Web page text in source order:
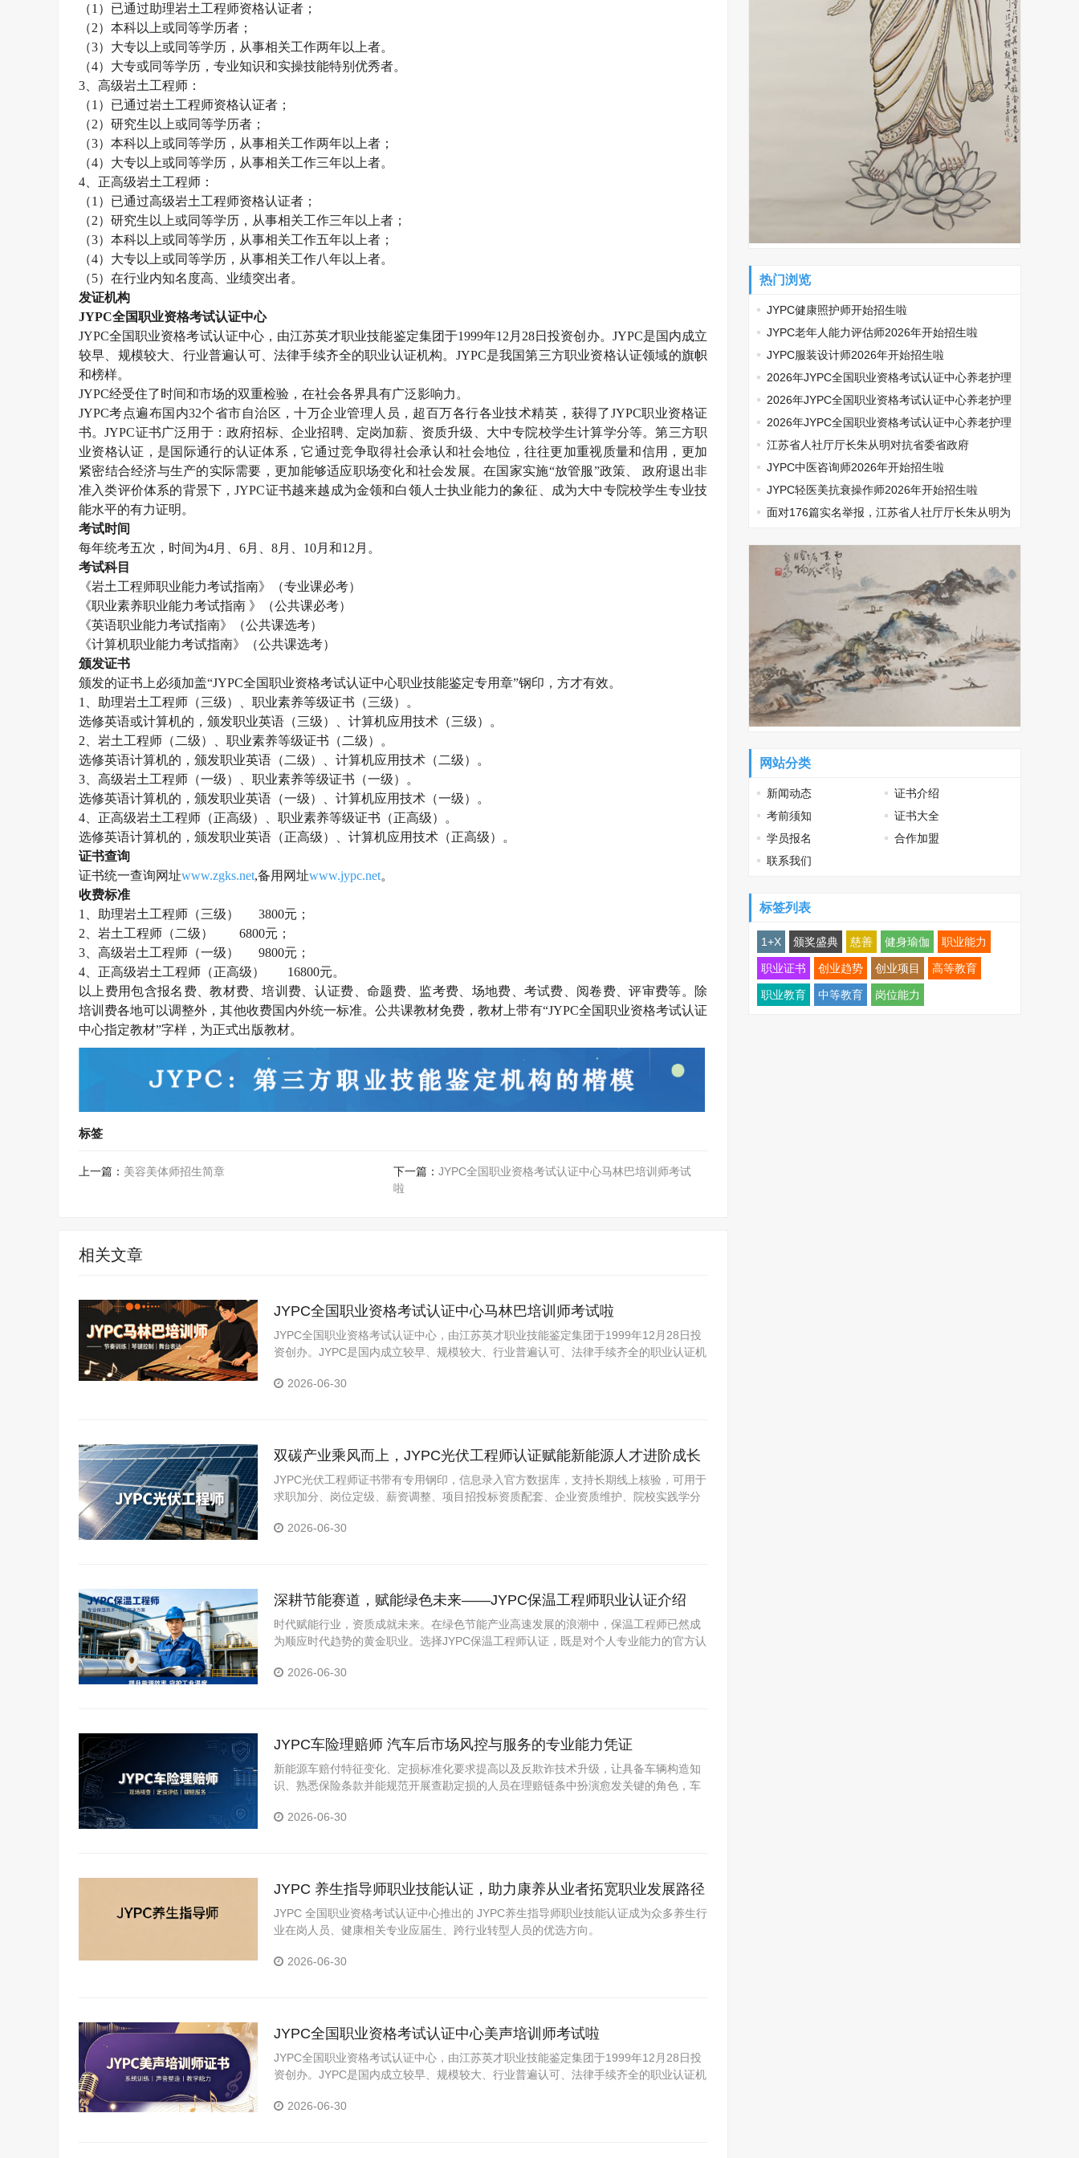
（1）已通过助理岩土工程师资格认证者；
（2）本科以上或同等学历者；
（3）大专以上或同等学历，从事相关工作两年以上者。
（4）大专或同等学历，专业知识和实操技能特别优秀者。
3、高级岩土工程师 ：
（1）已通过岩土工程师资格认证者；
（2）研究生以上或同等学历者；
（3）本科以上或同等学历，从事相关工作两年以上者；
（4）大专以上或同等学历，从事相关工作三年以上者。
4、正高级岩土工程师 ：
（1）已通过高级岩土工程师资格认证者；
（2）研究生以上或同等学历，从事相关工作三年以上者；
（3）本科以上或同等学历，从事相关工作五年以上者；
（4）大专以上或同等学历，从事相关工作八年以上者。
（5）在行业内知名度高、业绩突出者。
发证机构
JYPC全国职业资格考试认证中心
JYPC全国职业资格考试认证中心，由江苏英才职业技能鉴定集团于1999年12月28日投资创办。JYPC是国内成立
较早、规模较大、行业普遍认可、法律手续齐全的职业认证机构。JYPC是我国第三方职业资格认证领域的旗帜
和榜样。
JYPC经受住了时间和市场的双重检验，在社会各界具有广泛影响力。
JYPC考点遍布国内32个省市自治区，十万企业管理人员，超百万各行各业技术精英，获得了JYPC职业资格证
书。JYPC证书广泛用于：政府招标、企业招聘、定岗加薪、资质升级、大中专院校学生计算学分等。第三方职
业资格认证，是国际通行的认证体系，它通过竞争取得社会承认和社会地位，往往更加重视质量和信用，更加
紧密结合经济与生产的实际需要，更加能够适应职场变化和社会发展。在国家实施“放管服”政策、 政府退出非
准入类评价体系的背景下，JYPC证书越来越成为金领和白领人士执业能力的象征、成为大中专院校学生专业技
能水平的有力证明。
考试时间
每年统考五次，时间为4月、6月、8月、10月和12月。
考试科目
《岩土工程师职业能力考试指南》（专业课必考）
《职业素养职业能力考试指南 》（公共课必考）
《英语职业能力考试指南》（公共课选考）
《计算机职业能力考试指南》（公共课选考）
颁发证书
颁发的证书上必须加盖“JYPC全国职业资格考试认证中心职业技能鉴定专用章”钢印，方才有效。
1、助理岩土工程师 （三级）、职业素养等级证书（三级）。
选修英语或计算机的，颁发职业英语（三级）、计算机应用技术（三级）。
2、 岩土工程师 （二级）、职业素养等级证书（二级）。
选修英语计算机的，颁发职业英语（二级）、计算机应用技术（二级）。
3、高级岩土工程师 （一级）、职业素养等级证书（一级）。
选修英语计算机的，颁发职业英语（一级）、计算机应用技术（一级）。
4、正高级岩土工程师 （正高级）、职业素养等级证书（正高级）。
选修英语计算机的，颁发职业英语（正高级）、计算机应用技术（正高级）。
证书查询
证书统一查询网址www.zgks.net,备用网址www.jypc.net。
收费标准
1、助理岩土工程师 （三级）
3800元；
2、 岩土工程师 （二级）
6800元；
3、高级岩土工程师 （一级）
9800元；
4、正高级岩土工程师 （正高级）
16800元。
以上费用包含报名费、教材费、培训费、认证费、命题费、监考费、场地费、考试费、阅卷费、评审费等。除
培训费各地可以调整外，其他收费国内外统一标准。公共课教材免费，教材上带有“JYPC全国职业资格考试认证
中心指定教材”字样，为正式出版教材。
标签
上一篇： 美容美体师招生简章 下一篇： JYPC全国职业资格考试认证中心马林巴培训师考试
啦
相关文章
JYPC全国职业资格考试认证中心马林巴培训师考试啦
JYPC全国职业资格考试认证中心，由江苏英才职业技能鉴定集团于1999年12月28日投
资创办。JYPC是国内成立较早、规模较大、行业普遍认可、法律手续齐全的职业认证机
2026-06-30
双碳产业乘风而上，JYPC光伏工程师认证赋能新能源人才进阶成长
JYPC光伏工程师证书带有专用钢印，信息录入官方数据库，支持长期线上核验，可用于
求职加分、岗位定级、薪资调整、项目招投标资质配套、企业资质维护、院校实践学分
2026-06-30
深耕节能赛道，赋能绿色未来——JYPC保温工程师职业认证介绍
时代赋能行业，资质成就未来。在绿色节能产业高速发展的浪潮中，保温工程师已然成
为顺应时代趋势的黄金职业。选择JYPC保温工程师认证，既是对个人专业能力的官方认
2026-06-30
JYPC车险理赔师 汽车后市场风控与服务的专业能力凭证
新能源车赔付特征变化、定损标准化要求提高以及反欺诈技术升级，让具备车辆构造知
识、熟悉保险条款并能规范开展查勘定损的人员在理赔链条中扮演愈发关键的角色，车
2026-06-30
JYPC 养生指导师职业技能认证，助力康养从业者拓宽职业发展路径
JYPC 全国职业资格考试认证中心推出的 JYPC养生指导师职业技能认证成为众多养生行
业在岗人员、健康相关专业应届生、跨行业转型人员的优选方向。
2026-06-30
JYPC全国职业资格考试认证中心美声培训师考试啦
JYPC全国职业资格考试认证中心，由江苏英才职业技能鉴定集团于1999年12月28日投
资创办。JYPC是国内成立较早、规模较大、行业普遍认可、法律手续齐全的职业认证机
2026-06-30
热门浏览
JYPC健康照护师开始招生啦
JYPC老年人能力评估师2026年开始招生啦
JYPC服装设计师2026年开始招生啦
2026年JYPC全国职业资格考试认证中心养老护理
师开始报名啦
2026年JYPC全国职业资格考试认证中心养老护理
师开始报名啦
2026年JYPC全国职业资格考试认证中心养老护理
师开始报名啦
江苏省人社厅厅长朱从明对抗省委省政府
JYPC中医咨询师2026年开始招生啦
JYPC轻医美抗衰操作师2026年开始招生啦
面对176篇实名举报，江苏省人社厅厅长朱从明为
网站分类
新闻动态
证书介绍
考前须知
证书大全
学员报名
合作加盟
联系我们
标签列表
1+X 颁奖盛典 慈善 健身瑜伽 职业能力
职业证书 创业趋势 创业项目 高等教育
职业教育 中等教育 岗位能力